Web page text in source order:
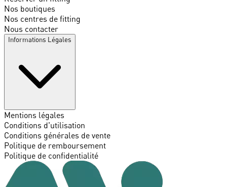
Nos boutiques
Nos centres de fitting
Nous contacter
Informations Légales
Mentions légales
Conditions d'utilisation
Conditions générales de vente
Politique de remboursement
Politique de confidentialité